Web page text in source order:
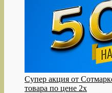
Супер акция от
товара по цене 2х